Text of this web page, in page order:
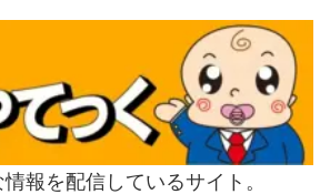
報を配信しているサイト。